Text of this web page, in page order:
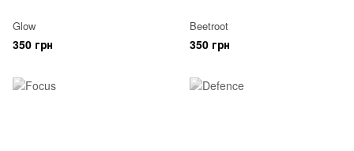
Glow
350 грн
Beetroot
350 грн